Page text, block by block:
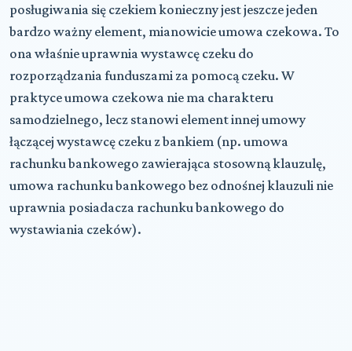
posługiwania się czekiem konieczny jest jeszcze jeden
bardzo ważny element, mianowicie umowa czekowa. To
ona właśnie uprawnia wystawcę czeku do
rozporządzania funduszami za pomocą czeku. W
praktyce umowa czekowa nie ma charakteru
samodzielnego, lecz stanowi element innej umowy
łączącej wystawcę czeku z bankiem (np. umowa
rachunku bankowego zawierająca stosowną klauzulę,
umowa rachunku bankowego bez odnośnej klauzuli nie
uprawnia posiadacza rachunku bankowego do
wystawiania czeków).